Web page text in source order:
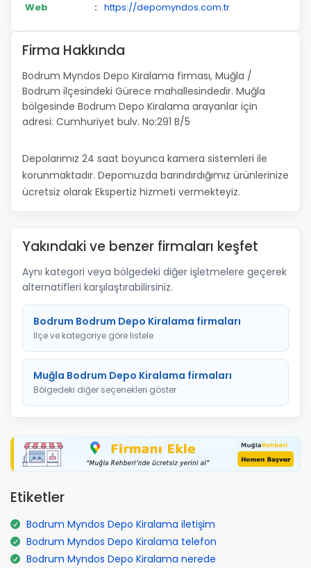
Web
: https://depomyndos.com.tr
Firma Hakkında
Bodrum Myndos Depo Kiralama firması, Muğla /
Bodrum ilçesindeki Gürece mahallesindedir. Muğla
bölgesinde Bodrum Depo Kiralama arayanlar için
adresi: Cumhuriyet bulv. No:291 B/5
Depolarımız 24 saat boyunca kamera sistemleri ile
korunmaktadır. Depomuzda barındırdığımız ürünlerinize
ücretsiz olarak Ekspertiz hizmeti vermekteyiz.
Yakındaki ve benzer firmaları keşfet
Aynı kategori veya bölgedeki diğer işletmelere geçerek
alternatifleri karşılaştırabilirsiniz.
Bodrum Bodrum Depo Kiralama firmaları
İlçe ve kategoriye göre listele
Muğla Bodrum Depo Kiralama firmaları
Bölgedeki diğer seçenekleri göster
Etiketler
Bodrum Myndos Depo Kiralama iletişim
Bodrum Myndos Depo Kiralama telefon
Bodrum Myndos Depo Kiralama nerede